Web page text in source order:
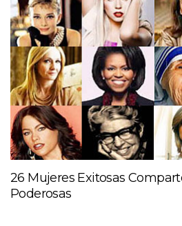
26 Mujeres Exitosas
Poderosas